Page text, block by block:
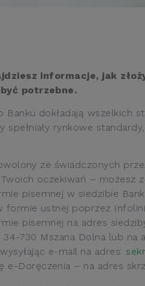
informacje, jak
potrzebne.
Banku dokładają wszelkich
rynkowe
ze świadczonych
oczekiwań – możesz
pisemnej w siedzibie
formie ustnej poprzez
pisemnej na adres
34-730 Mszana Dolna lub
e-mail na adres:
e-Doręczenia – na adres